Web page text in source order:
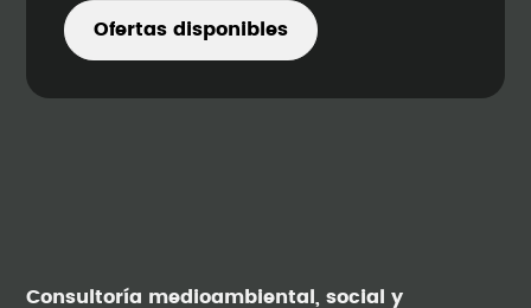
Ofertas disponibles
Consultoría medioambiental, social y